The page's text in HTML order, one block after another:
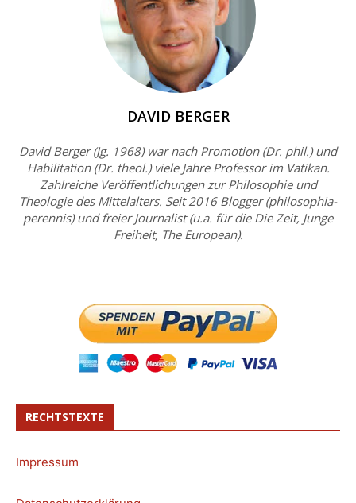
DAVID BERGER
David Berger (Jg. 1968) war nach Promotion (Dr. phil.) und
Habilitation (Dr. theol.) viele Jahre Professor im Vatikan.
Zahlreiche Veröffentlichungen zur Philosophie und
Theologie des Mittelalters. Seit 2016 Blogger (philosophia-
perennis) und freier Journalist (u.a. für die Die Zeit, Junge
Freiheit, The European).
RECHTSTEXTE
Impressum